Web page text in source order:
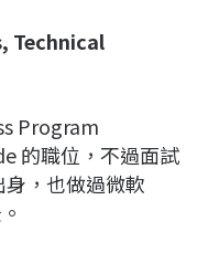
Technical
Program
的職位，不過面試
，也做過微軟